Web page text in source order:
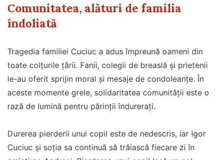
Comunitatea, alături de familia
îndoliată
Tragedia familiei Cuciuc a adus împreună oameni din
toate colțurile țării. Fanii, colegii de breaslă și prietenii
le-au oferit sprijin moral și mesaje de condoleanțe. În
aceste momente grele, solidaritatea comunității este o
rază de lumină pentru părinții îndurerați.
Durerea pierderii unui copil este de nedescris, iar Igor
Cuciuc și soția sa continuă să trăiască fiecare zi în